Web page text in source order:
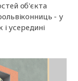
об'єкта
- у
і усередині